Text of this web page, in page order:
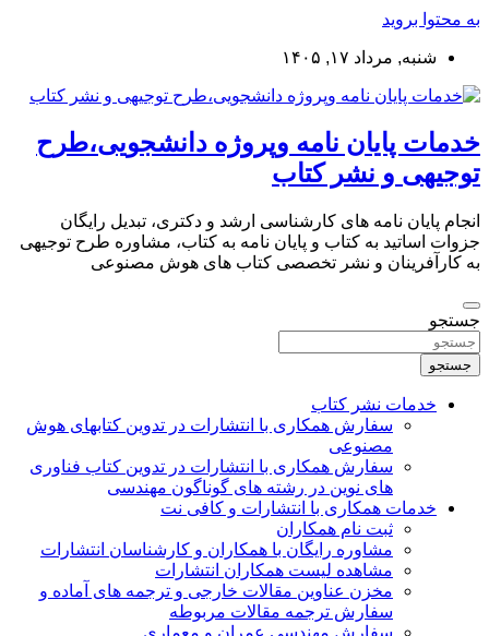
به محتوا بروید
شنبه, مرداد ۱۷, ۱۴۰۵
خدمات پایان نامه وپروژه دانشجویی،طرح
توجیهی و نشر کتاب
انجام پایان نامه های کارشناسی ارشد و دکتری، تبدیل رایگان
جزوات اساتید به کتاب و پایان نامه به کتاب، مشاوره طرح توجیهی
به کارآفرینان و نشر تخصصی کتاب های هوش مصنوعی
جستجو
جستجو
خدمات نشر کتاب
سفارش همکاری با انتشارات در تدوین کتابهای هوش
مصنوعی
سفارش همکاری با انتشارات در تدوین کتاب فناوری
های نوین در رشته های گوناگون مهندسی
خدمات همکاری با انتشارات و کافی نت
ثبت نام همکاران
مشاوره رایگان با همکاران و کارشناسان انتشارات
مشاهده لیست همکاران انتشارات
مخزن عناوین مقالات خارجی و ترجمه های آماده و
سفارش ترجمه مقالات مربوطه
سفارش مهندسی عمران و معماری